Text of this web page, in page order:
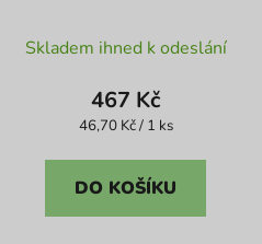
hodnocení
produktu
je
z
Skladem ihned k odeslání
467 Kč
Měrná
46,70 Kč / 1 ks
DO KOŠÍKU